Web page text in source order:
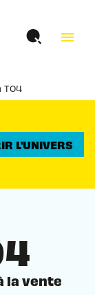
menu
T04
L'UNIVERS
la vente